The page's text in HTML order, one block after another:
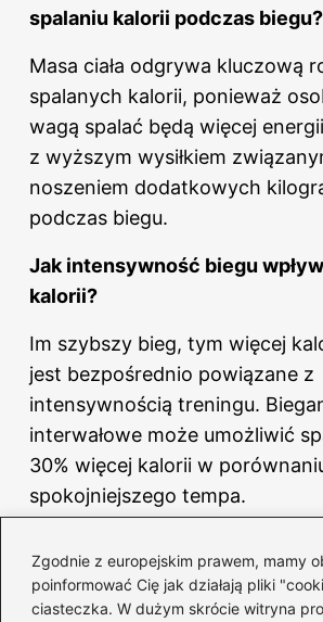
Zgodnie z europejskim prawem, mamy
poinformować Cię jak działają pliki
ciasteczka. W dużym skrócie witryna
spalaniu kalorii podczas biegu?
Masa ciała odgrywa kluczową
spalanych kalorii, ponieważ
wagą spalać będą więcej
z wyższym wysiłkiem
noszeniem dodatkowych
podczas biegu.
Jak intensywność biegu
kalorii?
Im szybszy bieg, tym więcej
jest bezpośrednio powiązane z
intensywnością treningu.
interwałowe może umożliwić
30% więcej kalorii w
spokojniejszego tempa.
energetyczne?